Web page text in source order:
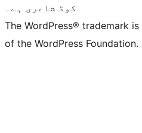
کوڈ شاعری ہے۔
The WordPress® trademark
of the WordPress Foundation.